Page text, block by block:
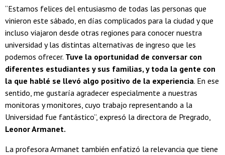
“Estamos felices del entusiasmo de todas las personas que
vinieron este sábado, en días complicados para la ciudad y que
incluso viajaron desde otras regiones para conocer nuestra
universidad y las distintas alternativas de ingreso que les
podemos ofrecer. Tuve la oportunidad de conversar con
diferentes estudiantes y sus familias, y toda la gente con
la que hablé se llevó algo positivo de la experiencia. En ese
sentido, me gustaría agradecer especialmente a nuestras
monitoras y monitores, cuyo trabajo representando a la
Universidad fue fantástico”, expresó la directora de Pregrado,
Leonor Armanet.
La profesora Armanet también enfatizó la relevancia que tiene